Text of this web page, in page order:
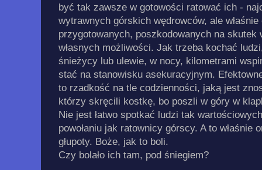
być tak zawsze w gotowości ratować ich -
wytrawnych górskich wędrowców, ale
przygotowanych, poszkodowanych na skutek
własnych możliwości. Jak trzeba kochać
śnieżycy lub ulewie, w nocy, kilometrami
stać na stanowisku asekuracyjnym.
to rzadkość na tle codzienności, jaką jest
którzy skręcili kostkę, bo poszli w góry w
Nie jest łatwo spotkać ludzi tak
powołaniu jak ratownicy górscy. A to właśnie
głupoty. Boże, jak to boli.
Czy bolało ich tam, pod śniegiem?